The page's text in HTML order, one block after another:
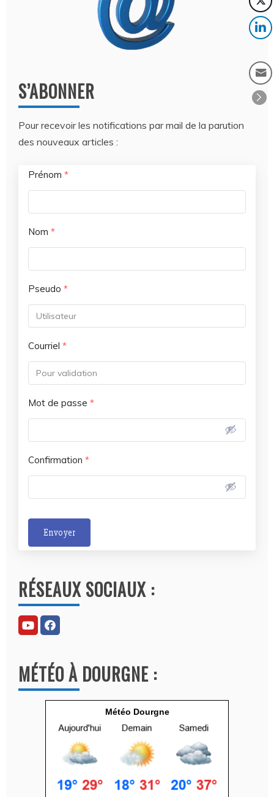
S’ABONNER
Pour recevoir les notifications par mail de la parution
des nouveaux articles :
Prénom *
Nom *
Pseudo *
Courriel *
Mot de passe *
Confirmation *
Envoyer
t
e
r
n
t
i
RÉSEAUX SOCIAUX :
MÉTÉO À DOURGNE :
Météo Dourgne